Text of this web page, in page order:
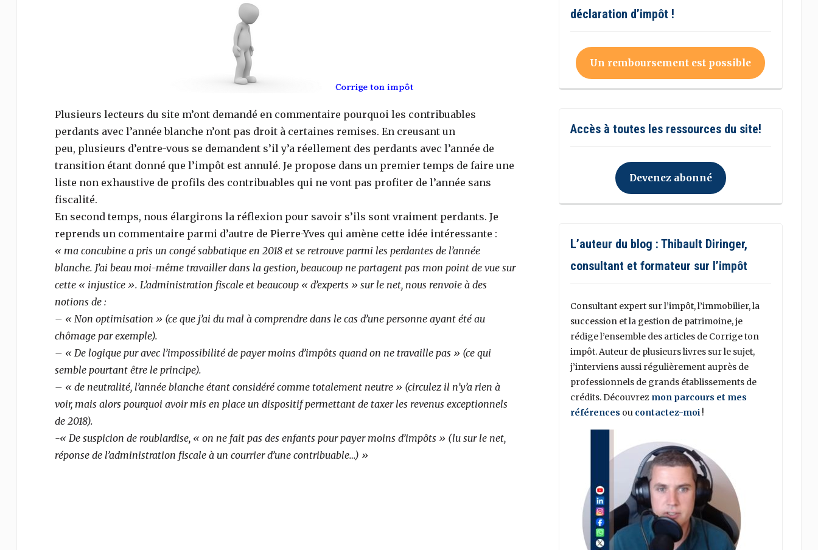
Plusieurs lecteurs du site m’ont demandé en commentaire pourquoi les contribuables
perdants avec l’année blanche n’ont pas droit à certaines remises. En creusant un
peu, plusieurs d’entre-vous se demandent s’il y’a réellement des perdants avec l’année de
transition étant donné que l’impôt est annulé. Je propose dans un premier temps de faire une
liste non exhaustive de profils des contribuables qui ne vont pas profiter de l’année sans
fiscalité.
En second temps, nous élargirons la réflexion pour savoir s’ils sont vraiment perdants. Je
reprends un commentaire parmi d’autre de Pierre-Yves qui amène cette idée intéressante :
« ma concubine a pris un congé sabbatique en 2018 et se retrouve parmi les perdantes de l’année
blanche. J’ai beau moi-même travailler dans la gestion, beaucoup ne partagent pas mon point de vue sur
cette « injustice ». L’administration fiscale et beaucoup « d’experts » sur le net, nous renvoie à des
notions de :
– « Non optimisation » (ce que j’ai du mal à comprendre dans le cas d’une personne ayant été au
chômage par exemple).
– « De logique pur avec l’impossibilité de payer moins d’impôts quand on ne travaille pas » (ce qui
semble pourtant être le principe).
– « de neutralité, l’année blanche étant considéré comme totalement neutre » (circulez il n’y’a rien à
voir, mais alors pourquoi avoir mis en place un dispositif permettant de taxer les revenus exceptionnels
de 2018).
-« De suspicion de roublardise, « on ne fait pas des enfants pour payer moins d’impôts » (lu sur le net,
réponse de l’administration fiscale à un courrier d’une contribuable…) »
déclaration d’impôt !
Un remboursement est possible
Accès à toutes les ressources du site!
Devenez abonné
L’auteur du blog : Thibault Diringer,
consultant et formateur sur l’impôt
Consultant expert sur l’impôt, l’immobilier, la
succession et la gestion de patrimoine, je
rédige l’ensemble des articles de Corrige ton
impôt. Auteur de plusieurs livres sur le sujet,
j’interviens aussi régulièrement auprès de
professionnels de grands établissements de
crédits. Découvrez mon parcours et mes
références ou contactez-moi!